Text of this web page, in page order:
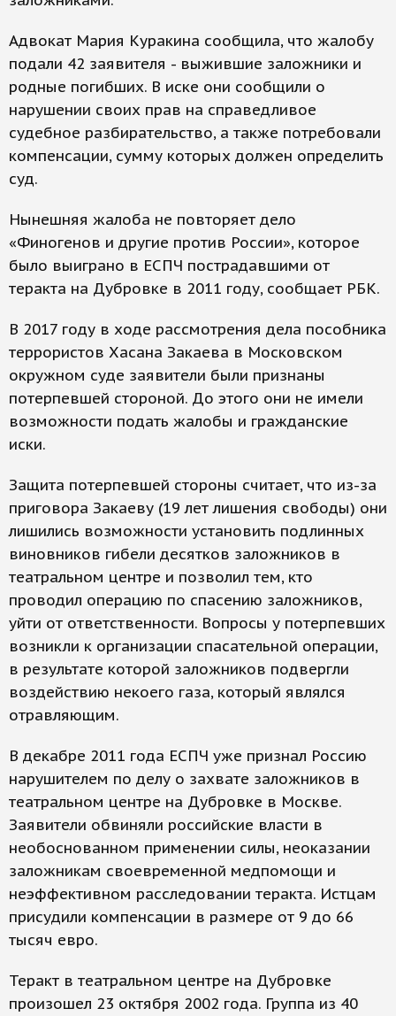
Адвокат Мария Куракина сообщила, что жалобу
подали 42 заявителя - выжившие заложники и
родные погибших. В иске они сообщили о
нарушении своих прав на справедливое
судебное разбирательство, а также потребовали
компенсации, сумму которых должен определить
суд.
Нынешняя жалоба не повторяет дело
«Финогенов и другие против России», которое
было выиграно в ЕСПЧ пострадавшими от
теракта на Дубровке в 2011 году, сообщает РБК.
В 2017 году в ходе рассмотрения дела пособника
террористов Хасана Закаева в Московском
окружном суде заявители были признаны
потерпевшей стороной. До этого они не имели
возможности подать жалобы и гражданские
иски.
Защита потерпевшей стороны считает, что из-за
приговора Закаеву (19 лет лишения свободы) они
лишились возможности установить подлинных
виновников гибели десятков заложников в
театральном центре и позволил тем, кто
проводил операцию по спасению заложников,
уйти от ответственности. Вопросы у потерпевших
возникли к организации спасательной операции,
в результате которой заложников подвергли
воздействию некоего газа, который являлся
отравляющим.
В декабре 2011 года ЕСПЧ уже признал Россию
нарушителем по делу о захвате заложников в
театральном центре на Дубровке в Москве.
Заявители обвиняли российские власти в
необоснованном применении силы, неоказании
заложникам своевременной медпомощи и
неэффективном расследовании теракта. Истцам
присудили компенсации в размере от 9 до 66
тысяч евро.
​​Теракт в театральном центре на Дубровке
произошел 23 октября 2002 года. Группа из 40